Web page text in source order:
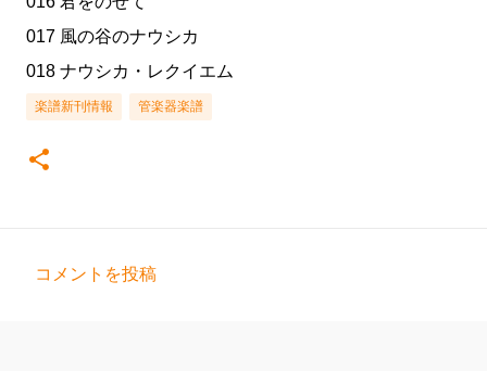
017 風の谷のナウシカ
018 ナウシカ・レクイエム
楽譜新刊情報 管楽器楽譜
コメントを投稿